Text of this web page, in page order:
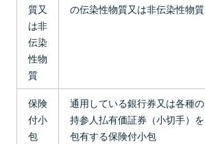
質又
は非
伝染
性物
質
の伝染性物質又は非伝染性物質
保険
付小
包
通用している銀行券又は各種の
持参人払有価証券（小切手）を
包有する保険付小包